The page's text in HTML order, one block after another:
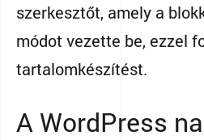
szerkesztőt, amely a
módot vezette be, ezzel
tartalomkészítést.
A WordPress